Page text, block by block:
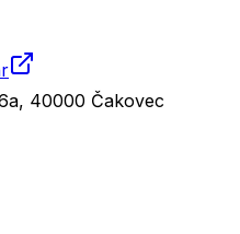
40000 Čakovec